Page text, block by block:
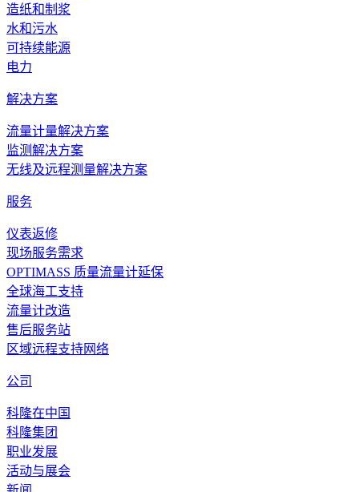
造纸和制浆
水和污水
可持续能源
电力
解决方案
流量计量解决方案
监测解决方案
无线及远程测量解决方案
服务
仪表返修
现场服务需求
OPTIMASS 质量流量计延保
全球海工支持
流量计改造
售后服务站
区域远程支持网络
公司
科隆在中国
科隆集团
职业发展
活动与展会